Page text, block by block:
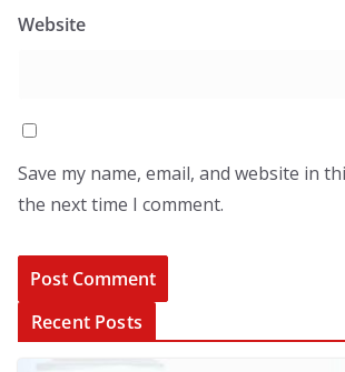
Website
Save my name, email, and website in
the next time I comment.
Recent Posts